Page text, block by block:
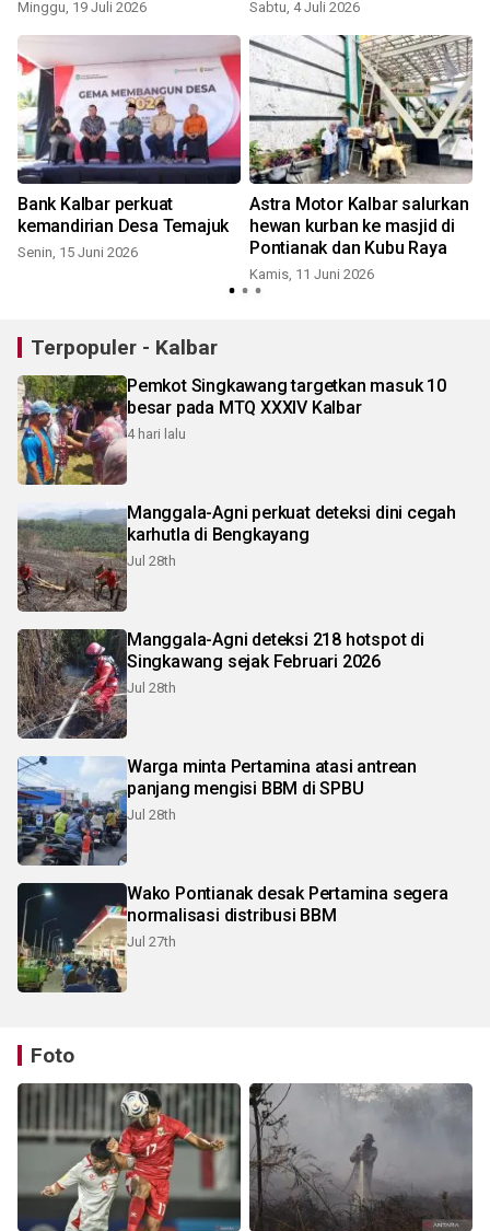
Minggu, 19 Juli 2026 Sabtu, 4 Juli 2026
Bank Kalbar perkuat
kemandirian Desa Temajuk
Senin, 15 Juni 2026
Astra Motor Kalbar salurkan
hewan kurban ke masjid di
Pontianak dan Kubu Raya
Kamis, 11 Juni 2026
Terpopuler - Kalbar
Pemkot Singkawang targetkan masuk 10
besar pada MTQ XXXIV Kalbar
4 hari lalu
Manggala-Agni perkuat deteksi dini cegah
karhutla di Bengkayang
Jul 28th
Manggala-Agni deteksi 218 hotspot di
Singkawang sejak Februari 2026
Jul 28th
Warga minta Pertamina atasi antrean
panjang mengisi BBM di SPBU
Jul 28th
Wako Pontianak desak Pertamina segera
normalisasi distribusi BBM
Jul 27th
Foto